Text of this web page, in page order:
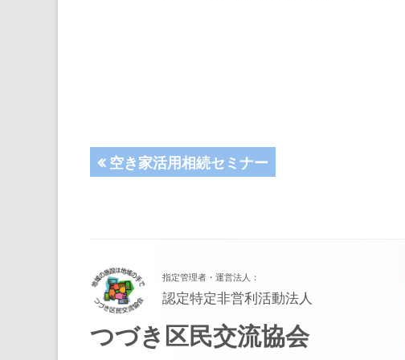
投
ビ
ゲ
ー
前
空き家活用相続セミナー
ッ
タ
ー・
指定管理者・運営法人：
認定特定非営利活動法人
つづき区民交流協会